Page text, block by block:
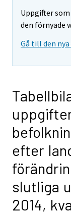
Uppgifter
den förnyade
Gå till den
efter
slutliga
2014,